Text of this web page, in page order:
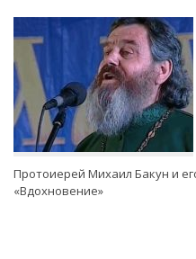
Протоиерей Михаил Бакун и
«Вдохновение»